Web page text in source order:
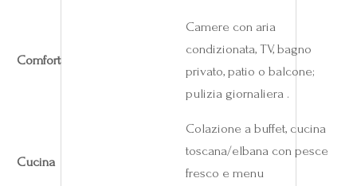
Comfort
Camere con aria
condizionata, TV, bagno
privato, patio o balcone;
pulizia giornaliera .
Cucina
Colazione a buffet, cucina
toscana/elbana con pesce
fresco e menu